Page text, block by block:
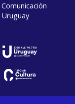
Uruguay